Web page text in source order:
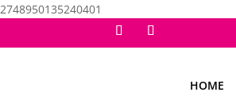
2748950135240401
HOME